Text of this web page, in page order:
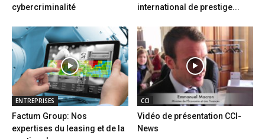
cybercriminalité
international de prestige...
ENTREPRISES
Factum Group: Nos
expertises du leasing et de la
CCI
Vidéo de présentation CCI-
News